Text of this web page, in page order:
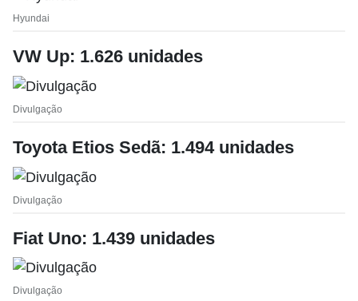
Hyundai
VW Up: 1.626 unidades
Divulgação
Toyota Etios Sedã: 1.494 unidades
Divulgação
Fiat Uno: 1.439 unidades
Divulgação